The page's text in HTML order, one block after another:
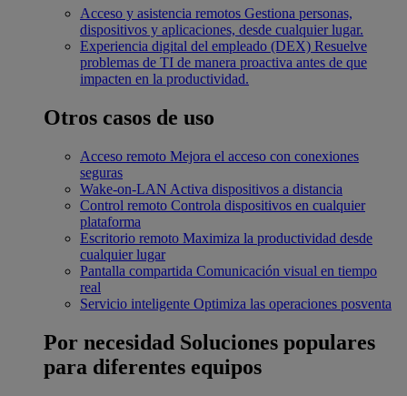
Acceso y asistencia remotos Gestiona personas,
dispositivos y aplicaciones, desde cualquier lugar.
Experiencia digital del empleado (DEX) Resuelve
problemas de TI de manera proactiva antes de que
impacten en la productividad.
Otros casos de uso
Acceso remoto Mejora el acceso con conexiones
seguras
Wake-on-LAN Activa dispositivos a distancia
Control remoto Controla dispositivos en cualquier
plataforma
Escritorio remoto Maximiza la productividad desde
cualquier lugar
Pantalla compartida Comunicación visual en tiempo
real
Servicio inteligente Optimiza las operaciones posventa
Por necesidad Soluciones populares
para diferentes equipos